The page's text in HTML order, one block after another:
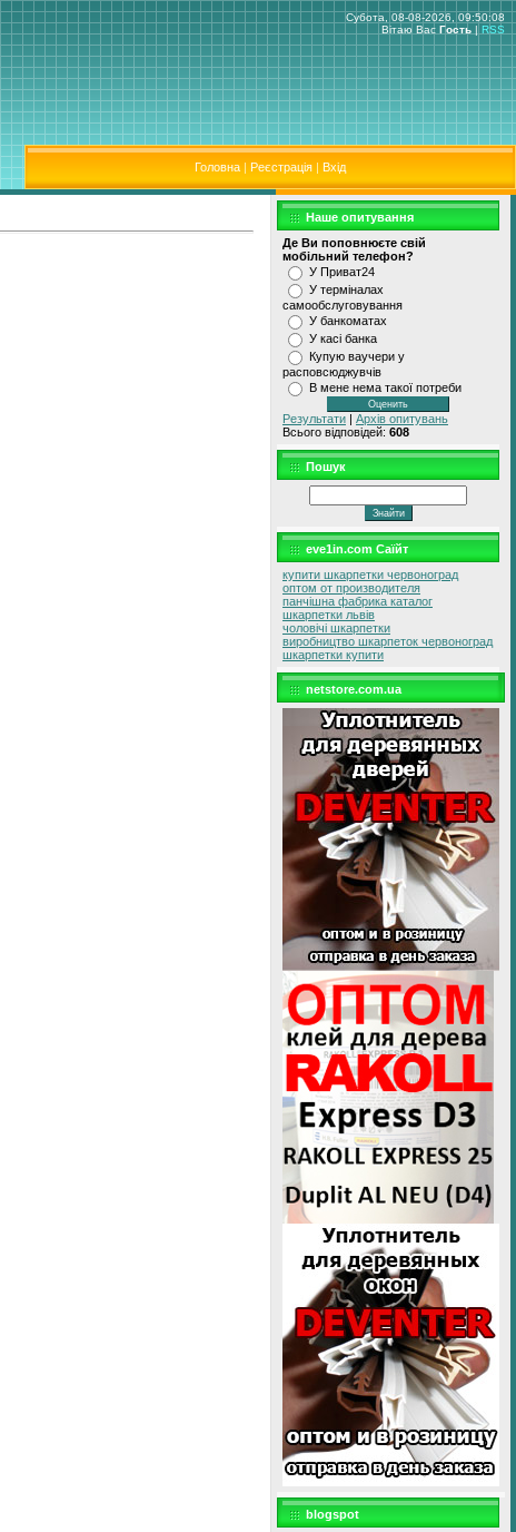
Субота, 08-08-2026, 09:50:08
Вітаю Вас Гость | RSS
Головна | Реєстрація | Вхід
Наше опитування
Де Ви поповнюєте свiй
мобiльний телефон?
У Приват24
У термiналах
самообслуговування
У банкоматах
У касi банка
Купую ваучери у
расповсюджувчiв
В мене нема такої потреби
Результати | Архів опитувань
Всього відповідей: 608
Пошук
eve1in.com Саїйт
купити шкарпетки червоноград
оптом от производителя
панчішна фабрика каталог
шкарпетки львів
чоловічі шкарпетки
виробництво шкарпеток червоноград
шкарпетки купити
netstore.com.ua
blogspot